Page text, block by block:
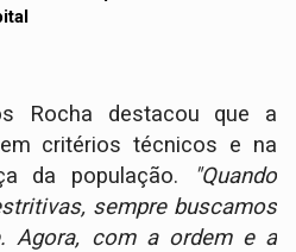
Rocha destacou que a
critérios técnicos e na
da população. "Quando
sempre buscamos
Agora, com a ordem e a